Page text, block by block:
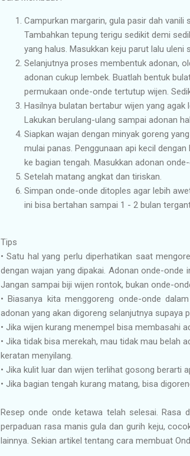
Campurkan margarin, gula pasir dah
Tambahkan tepung terigu sedikit demi
yang halus. Masukkan keju parut lalu uleni
Selanjutnya proses membentuk adonan,
adonan cukup lembek. Buatlah bentuk
permukaan onde-onde tertutup wijen.
Hasilnya bulatan bertabur wijen yang
Lakukan berulang-ulang sampai adonan
Siapkan wajan dengan minyak goreng
mulai panas. Penggunaan api kecil
ke bagian tengah. Masukkan adonan
Setelah matang angkat dan tiriskan.
Simpan onde-onde ditoples agar lebih
ini bisa bertahan sampai 1 - 2 bulan
Tips
• Satu hal yang perlu diperhatikan saat
dengan wajan yang dipakai. Adonan onde-onde
Jangan sampai biji wijen rontok, bukan onde-
• Biasanya kita menggoreng onde-onde
adonan yang akan digoreng selanjutnya
• Jika wijen kurang menempel bisa membasahi
• Jika tidak bisa merekah, mau tidak mau belah
keratan menyilang.
• Jika kulit luar dan wijen terlihat gosong berarti
• Jika bagian tengah kurang matang, bisa
Resep onde onde ketawa telah selesai. Rasa
perpaduan rasa manis gula dan gurih keju,
lainnya. Sekian artikel tentang cara membuat